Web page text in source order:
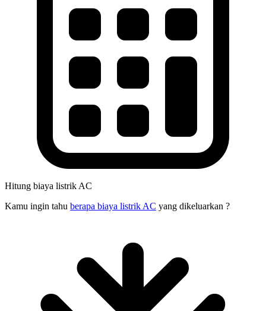
Hitung biaya listrik AC
Kamu ingin tahu berapa biaya listrik AC yang dikeluarkan ?